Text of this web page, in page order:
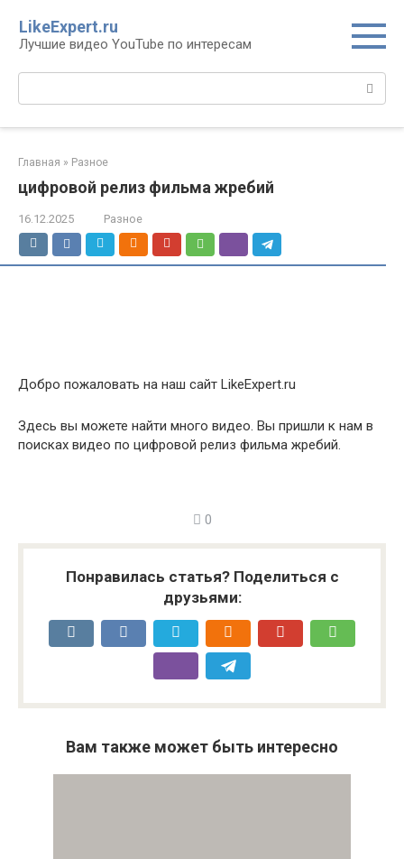
контенту
LikeExpert.ru
Лучшие видео YouTube по интересам
Главная » Разное
цифровой релиз фильма жребий
16.12.2025 Разное
Добро пожаловать на наш сайт LikeExpert.ru
Здесь вы можете найти много видео. Вы пришли к нам в
поисках видео по цифровой релиз фильма жребий.
0
Понравилась статья? Поделиться с
друзьями:
Вам также может быть интересно